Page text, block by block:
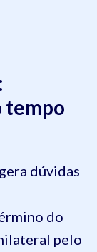
tempo
dúvidas
do
pelo